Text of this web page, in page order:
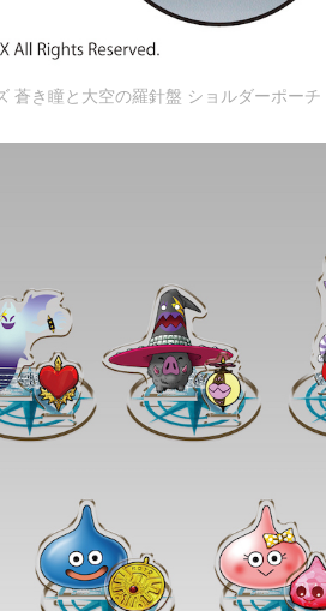
蒼き瞳と大空の羅針盤 ショルダーポー